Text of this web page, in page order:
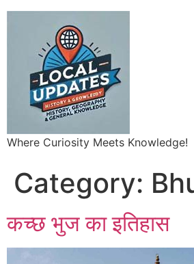
Where Curiosity Meets Knowledge!
Category:
कच्छ भुज का इतिहास